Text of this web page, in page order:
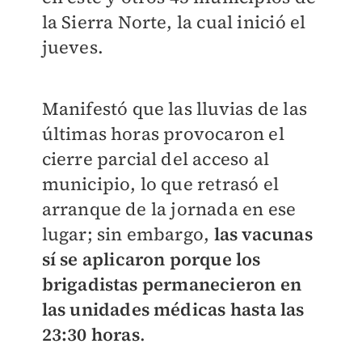
la Sierra Norte, la cual inició el
jueves.
Manifestó que las lluvias de las
últimas horas provocaron el
cierre parcial del acceso al
municipio, lo que retrasó el
arranque de la jornada en ese
lugar; sin embargo, las vacunas
sí se aplicaron porque los
brigadistas permanecieron en
las unidades médicas hasta las
23:30 horas.